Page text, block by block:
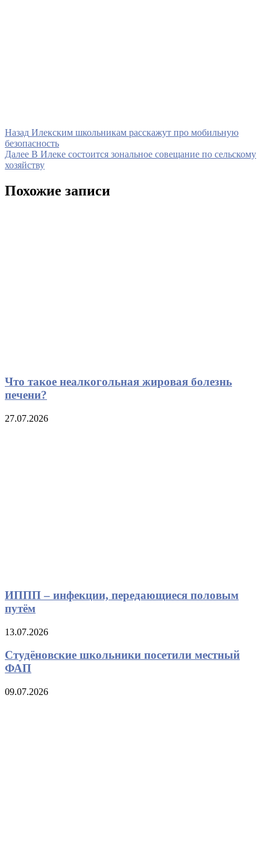
Навигация
по
записям
Назад Предыдущая
запись
Илекским школьникам расскажут про мобильную
безопасность
Далее Следующая
запись
В Илеке состоится зональное совещание по сельскому
хозяйству
Похожие записи
Что такое неалкогольная жировая болезнь
печени?
27.07.2026
ИППП – инфекции, передающиеся половым
путём
13.07.2026
Студёновские школьники посетили местный
ФАП
09.07.2026